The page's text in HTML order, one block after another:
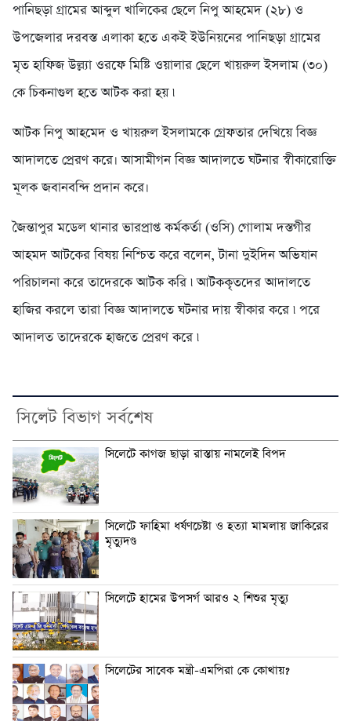
পানিছড়া গ্রামের আব্দুল খালিকের ছেলে নিপু আহমেদ (২৮) ও
উপজেলার দরবস্ত এলাকা হতে একই ইউনিয়নের পানিছড়া গ্রামের
মৃত হাফিজ উল্ল্যা ওরফে মিষ্টি ওয়ালার ছেলে খায়রুল ইসলাম (৩০)
কে চিকনাগুল হতে আটক করা হয় ৷
আটক নিপু আহমেদ ও খায়রুল ইসলামকে গ্রেফতার দেখিয়ে বিজ্ঞ
আদালতে প্রেরণ করে। আসামীগন বিজ্ঞ আদালতে ঘটনার স্বীকারোক্তি
মূলক জবানবন্দি প্রদান করে।
জৈন্তাপুর মডেল থানার ভারপ্রাপ্ত কর্মকর্তা (ওসি) গোলাম দস্তগীর
আহমদ আটকের বিষয় নিশ্চিত করে বলেন, টানা দুইদিন অভিযান
পরিচালনা করে তাদেরকে আটক করি ৷ আটককৃতদের আদালতে
হাজির করলে তারা বিজ্ঞ আদালতে ঘটনার দায় স্বীকার করে ৷ পরে
আদালত তাদেরকে হাজতে প্রেরণ করে ৷
সিলেট বিভাগ সর্বশেষ
সিলেটে কাগজ ছাড়া রাস্তায় নামলেই বিপদ
সিলেটে ফাহিমা ধর্ষণচেষ্টা ও হত্যা মামলায় জাকিরের
মৃত্যুদণ্ড
সিলেটে হামের উপসর্গ আরও ২ শিশুর মৃত্যু
সিলেটের সাবেক মন্ত্রী-এমপিরা কে কোথায়?